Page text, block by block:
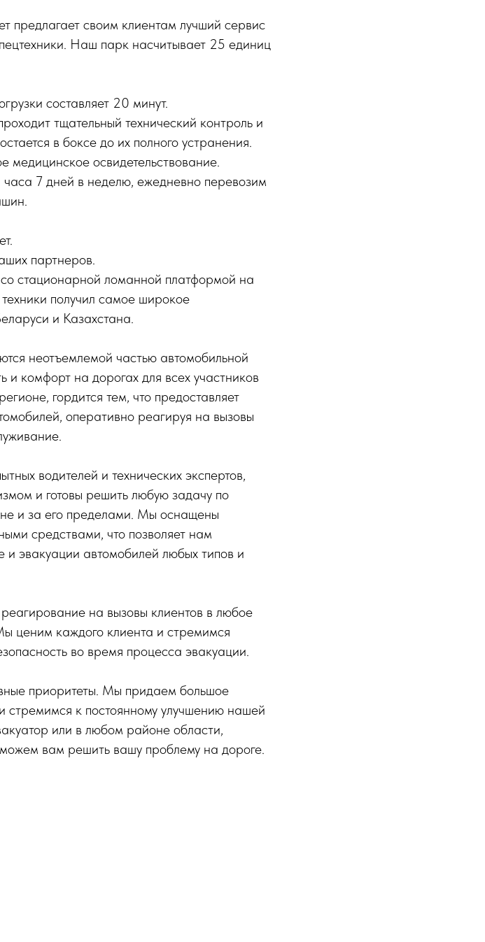
предлагает своим клиентам лучший сервис
Наш парк насчитывает 25 единиц
составляет 20 минут.
тщательный технический контроль и
в боксе до их полного устранения.
медицинское освидетельствование.
7 дней в неделю, ежедневно перевозим
партнеров.
стационарной ломанной платформой на
получил самое широкое
и Казахстана.
неотъемлемой частью автомобильной
и комфорт на дорогах для всех участников
гордится тем, что предоставляет
оперативно реагируя на вызовы
водителей и технических экспертов,
и готовы решить любую задачу по
и за его пределами. Мы оснащены
средствами, что позволяет нам
и эвакуации автомобилей любых типов и
на вызовы клиентов в любое
ценим каждого клиента и стремимся
во время процесса эвакуации.
приоритеты. Мы придаем большое
стремимся к постоянному улучшению нашей
или в любом районе области,
вам решить вашу проблему на дороге.